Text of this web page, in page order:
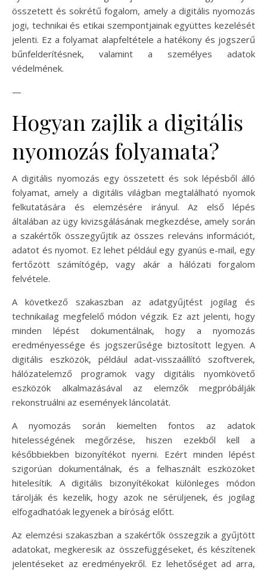
összetett és sokrétű fogalom, amely a digitális nyomozás
jogi, technikai és etikai szempontjainak együttes kezelését
jelenti. Ez a folyamat alapfeltétele a hatékony és jogszerű
bűnfelderítésnek, valamint a személyes adatok
védelmének.
—
Hogyan zajlik a digitális
nyomozás folyamata?
A digitális nyomozás egy összetett és sok lépésből álló
folyamat, amely a digitális világban megtalálható nyomok
felkutatására és elemzésére irányul. Az első lépés
általában az ügy kivizsgálásának megkezdése, amely során
a szakértők összegyűjtik az összes releváns információt,
adatot és nyomot. Ez lehet például egy gyanús e-mail, egy
fertőzött számítógép, vagy akár a hálózati forgalom
felvétele.
A következő szakaszban az adatgyűjtést jogilag és
technikailag megfelelő módon végzik. Ez azt jelenti, hogy
minden lépést dokumentálnak, hogy a nyomozás
eredményessége és jogszerűsége biztosított legyen. A
digitális eszközök, például adat-visszaállító szoftverek,
hálózatelemző programok vagy digitális nyomkövető
eszközök alkalmazásával az elemzők megpróbálják
rekonstruálni az események láncolatát.
A nyomozás során kiemelten fontos az adatok
hitelességének megőrzése, hiszen ezekből kell a
későbbiekben bizonyítékot nyerni. Ezért minden lépést
szigorúan dokumentálnak, és a felhasznált eszközöket
hitelesítik. A digitális bizonyítékokat különleges módon
tárolják és kezelik, hogy azok ne sérüljenek, és jogilag
elfogadhatóak legyenek a bíróság előtt.
Az elemzési szakaszban a szakértők összegzik a gyűjtött
adatokat, megkeresik az összefüggéseket, és készítenek
jelentéseket az eredményekről. Ez lehetőséget ad arra,